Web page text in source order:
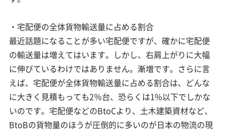
・宅配便の全体貨物輸送量に占める割合
最近話題になることが多い宅配便ですが、確かに宅配便
の輸送量は増えてはいます。しかし、右肩上がりに大幅
に伸びているわけではありません。漸増です。さらに言
えば、宅配便が全体貨物輸送量に占める割合は、どんな
に大きく見積もっても2％台、恐らくは1%以下でしかな
いのです。宅配便などのBtoCより、土木建築資材など、
BtoBの貨物量のほうが圧倒的に多いのが日本の物流の現